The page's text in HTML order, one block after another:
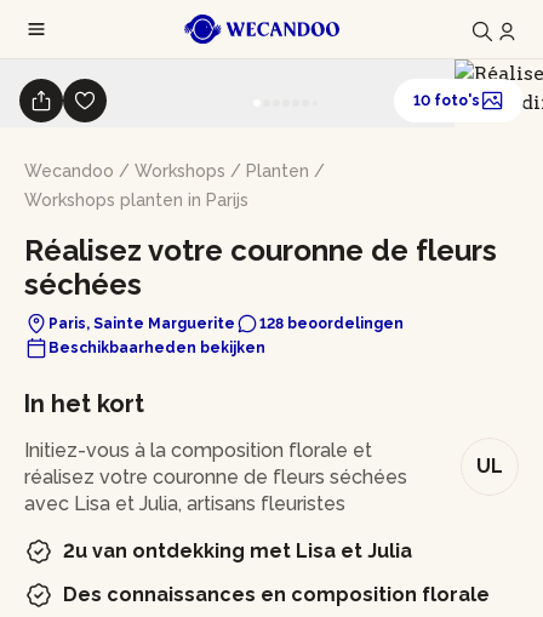
Wecandoo / Workshops / Planten /
Workshops planten in Parijs
Réalisez votre couronne de fleurs
séchées
Paris, Sainte Marguerite
128 beoordelingen
Beschikbaarheden bekijken
10 foto's
In het kort
UL
Initiez-vous à la composition florale et
réalisez votre couronne de fleurs séchées
avec Lisa et Julia, artisans fleuristes
2u van ontdekking met Lisa et Julia
Des connaissances en composition florale